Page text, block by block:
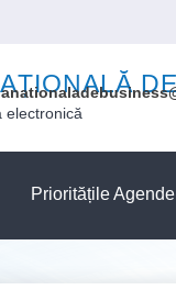
electronică
Prioritățile